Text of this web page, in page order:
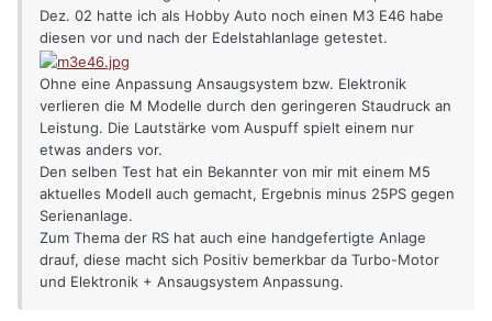
Dez. 02 hatte ich als Hobby Auto noch einen M3 E46 habe
diesen vor und nach der Edelstahlanlage getestet.
Ohne eine Anpassung Ansaugsystem bzw. Elektronik
verlieren die M Modelle durch den geringeren Staudruck an
Leistung. Die Lautstärke vom Auspuff spielt einem nur
etwas anders vor.
Den selben Test hat ein Bekannter von mir mit einem M5
aktuelles Modell auch gemacht, Ergebnis minus 25PS gegen
Serienanlage.
Zum Thema der RS hat auch eine handgefertigte Anlage
drauf, diese macht sich Positiv bemerkbar da Turbo-Motor
und Elektronik + Ansaugsystem Anpassung.